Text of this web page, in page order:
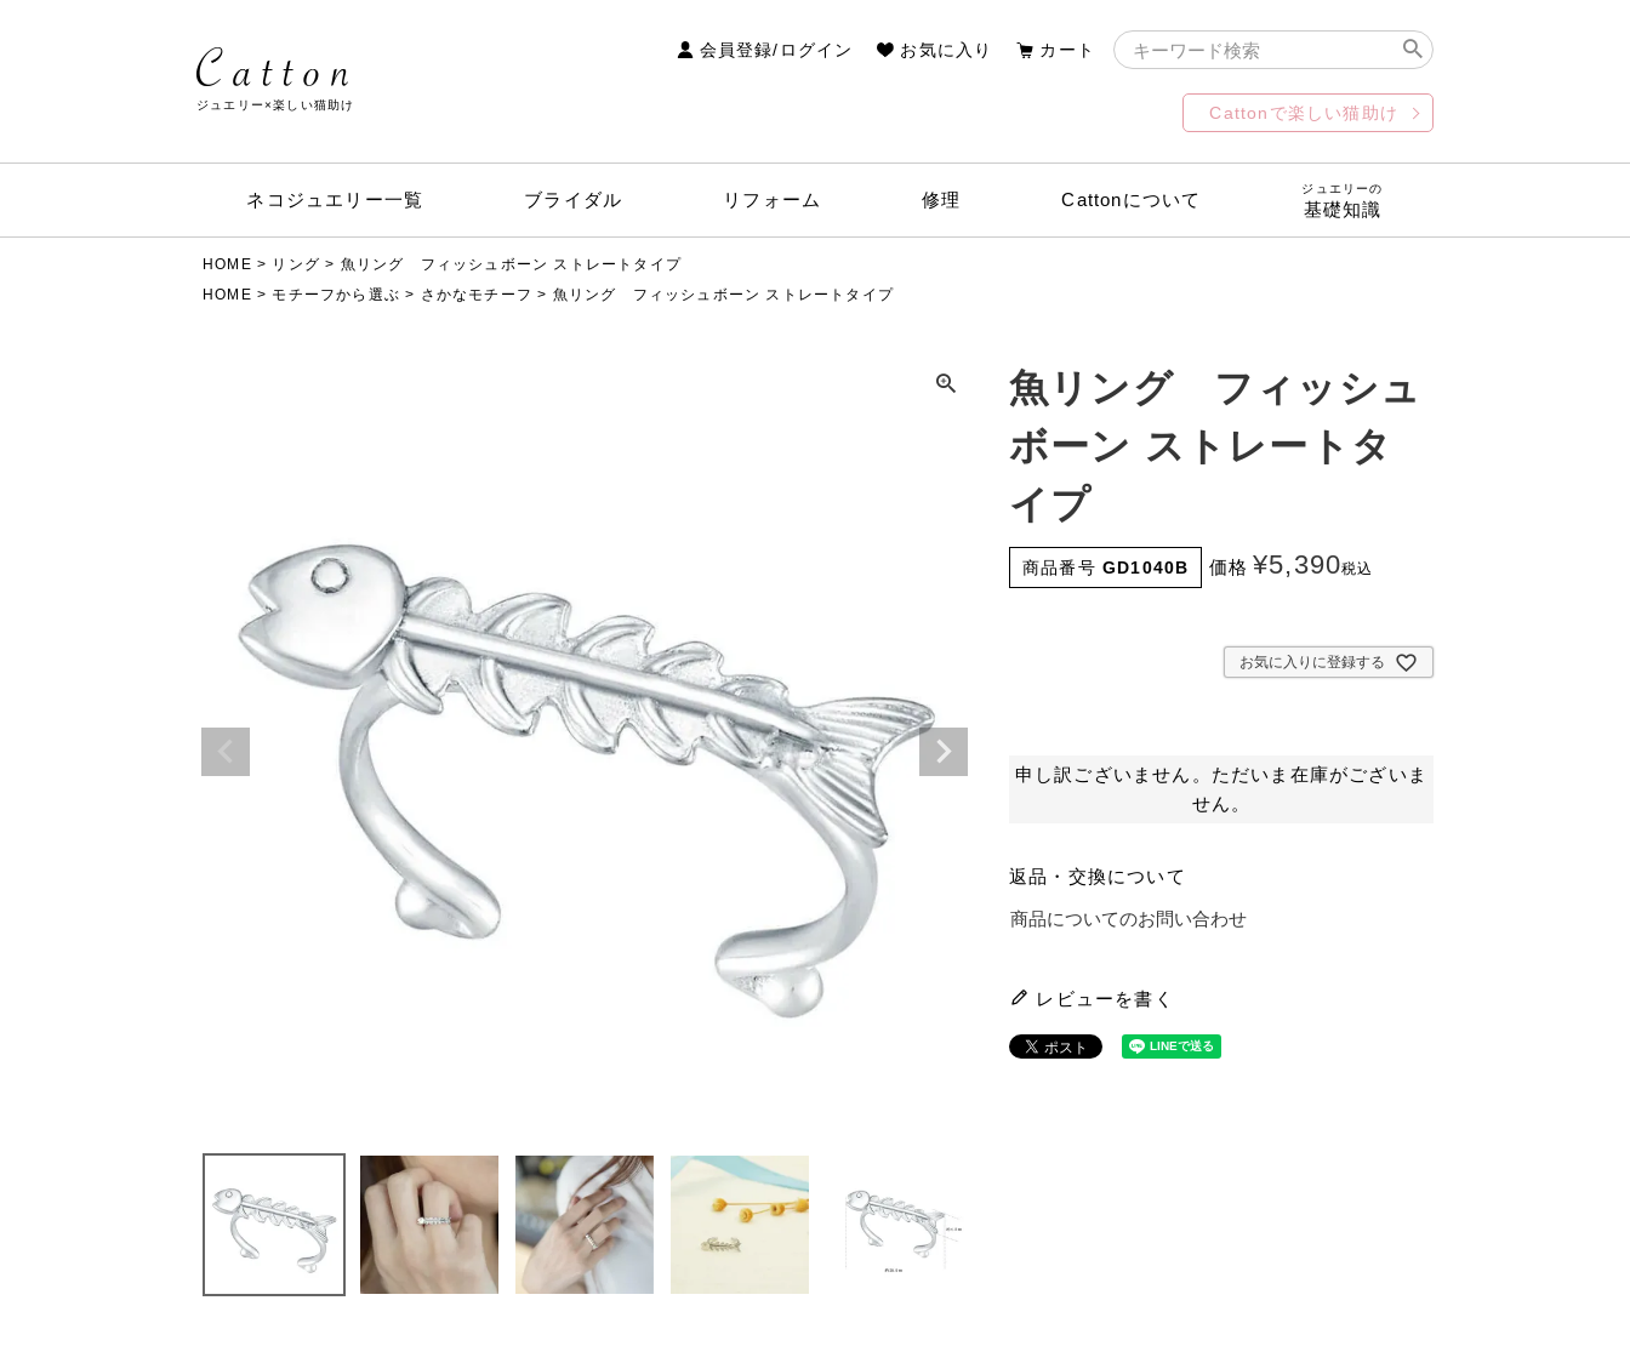
ジュエリー×楽しい猫助け
会員登録/ログイン お気に入り カート
検索
Cattonで楽しい猫助け
ネコジュエリー一覧 ブライダル リフォーム 修理 Cattonについて
ジュエリーの
基礎知識
HOME リング
魚リング フィッシュボーン ストレートタイプ
HOME
モチーフから選ぶ さかなモチーフ 魚リング フィッシュボーン ストレートタイプ
魚リング フィッシュ
ボーン ストレートタ
イプ
商品番号 GD1040B 価格 ¥5,390税込
お気に入りに登録する
申し訳ございません。ただいま在庫がございま
せん。
返品・交換について
商品についてのお問い合わせ
レビューを書く